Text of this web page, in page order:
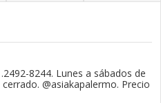
8244. Lunes a sábados de
@asiakapalermo. Precio